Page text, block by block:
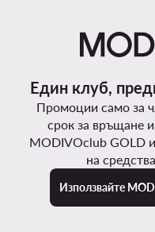
Един клуб,
Промоции само за
срок за връщане
MODIVOclub GOLD и
на
Използвайте